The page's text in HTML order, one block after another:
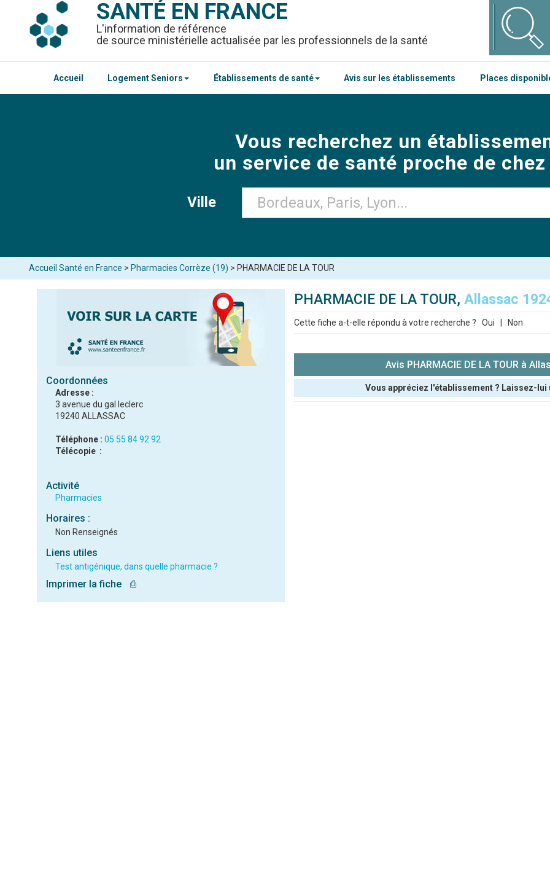
SANTÉ EN FRANCE
L'information de référence
de source ministérielle actualisée par les professionnels de la santé
Accueil Logement Seniors Établissements de santé Avis sur les établissements Places
Vous recherchez un
un service de santé proche de chez
Ville
Accueil Santé en France > Pharmacies Corrèze (19) > PHARMACIE DE LA TOUR
Coordonnées
Adresse :
3 avenue du gal leclerc
19240 ALLASSAC
Téléphone : 05 55 84 92 92
Télécopie :
Activité
Pharmacies
Horaires :
Non Renseignés
Liens utiles
Test antigénique, dans quelle pharmacie ?
Imprimer la fiche ⎙
PHARMACIE DE LA TOUR, Allassac
Cette fiche a-t-elle répondu à votre recherche ? Oui Non
Avis PHARMACIE DE LA TOUR à
Vous appréciez l'établissement ? Laissez-lui